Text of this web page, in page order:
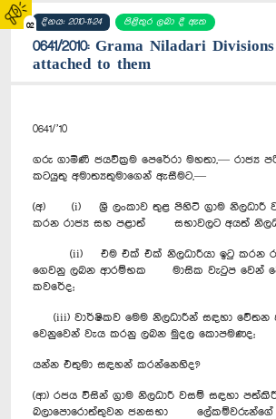
02 දිනය: 2010-11-24 පිළිතුර ලබා දී ඇත
0641/2010: Grama Niladari
attached to them
0641/’10
ගරු ගාමිණී ජයවික්‍රම පෙරේරා මහතා,— රාජ්‍ය
කටයුතු අමාත්‍යතුමාගෙන් ඇසීමට,—
(අ) (i) ශ්‍රී ලංකාව තුළ පිහිටි ග්‍රාම නිලධාරී
කරන රාජ්‍ය සහ පළාත් සභාවලට අයත්
(ii) එම එක් එක් නිලධාරීයා ඉටු කරන
ගෙවනු ලබන ආරම්භක මාසික වැටුප වෙන්
කවරේද;
(iii) වාර්ෂිකව මෙම නිලධාරීන් සඳහා වේතන
වෙනුවෙන් වැය කරනු ලබන මුදල කොපමණද;
යන්න එතුමා සඳහන් කරන්නෙහිද?
(ආ) රජය විසින් ග්‍රාම නිලධාරී වසම් සඳහා
බලාපොරොත්තුවන ජනසභා ලේකම්වරුන්ගේ